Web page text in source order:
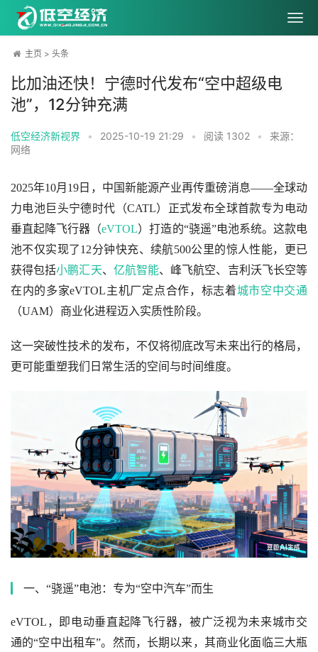
主页 > 头条
比加油还快！宁德时代发布“空中超级电
池”，12分钟充满
低空经济新视界 • 2025-10-19 21:29 • 阅读 1302 •
来源：
网络
2025年10月19日，中国新能源产业再传重磅消息——全球动
力电池巨头宁德时代（CATL）正式发布全球首款专为电动
垂直起降飞行器（eVTOL）打造的“骁遥”电池系统。这款电
池不仅实现了12分钟快充、续航500公里的惊人性能，更已
获得包括小鹏汇天、 亿航智能、峰飞航空、吉利沃飞长空等
在内的多家eVTOL主机厂定点合作，标志着城市空中交通
（UAM）商业化进程迈入实质性阶段。
这一突破性技术的发布，不仅将彻底改写未来出行的格局，
更可能重塑我们日常生活的空间与时间维度。
一、“骁遥”电池：专为“空中汽车”而生
eVTOL，即电动垂直起降飞行器，被广泛视为未来城市交
通的“空中出租车”。然而，长期以来，其商业化面临三大瓶